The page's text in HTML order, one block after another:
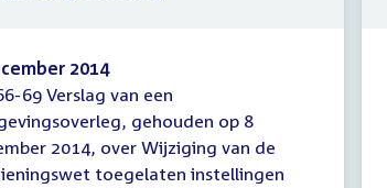
2014
69 Verslag van een
gehouden op 8
2014, over Wijziging van de
toegelaten instellingen